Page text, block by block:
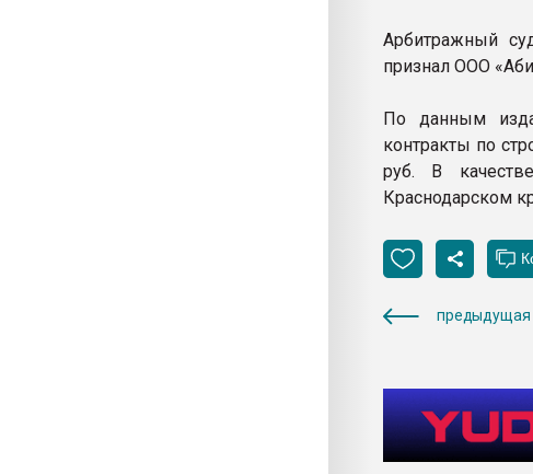
Арбитражный
признал ООО
По данным
контракты по
руб. В
Краснодарском
предыдущая